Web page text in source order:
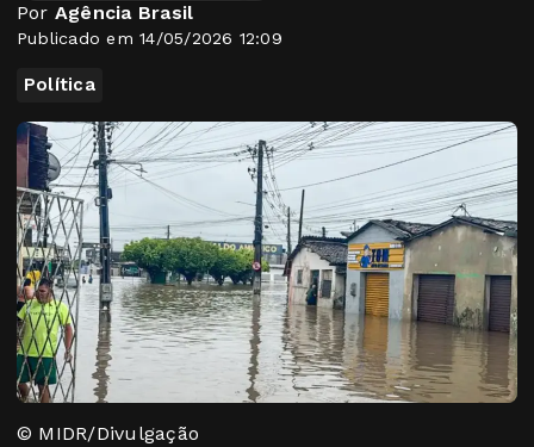
Por Agência Brasil
Publicado em 14/05/2026 12:09
Política
© MIDR/Divulgação